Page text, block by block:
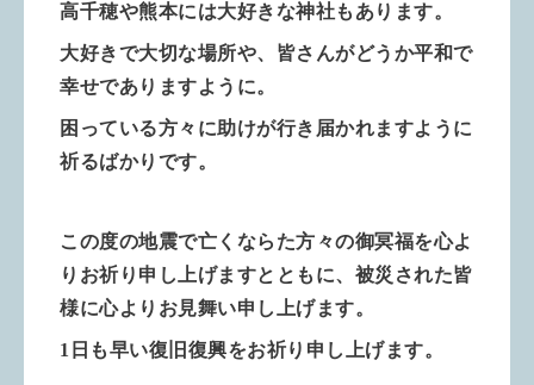
高千穂や熊本には大好きな神社もあります。
大好きで大切な場所や、皆さんがどうか平和で
幸せでありますように。
困っている方々に助けが行き届かれますように
祈るばかりです。
この度の地震で亡くならた方々の御冥福を心よ
りお祈り申し上げますとともに、被災された皆
様に心よりお見舞い申し上げます。
1日も早い復旧復興をお祈り申し上げます。